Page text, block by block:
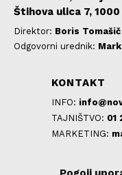
Štihova ulica 7,
Direktor: Boris Tomašič
Odgovorni urednik:
KONTAKT
INFO:
TAJNIŠTVO: 01
MARKETING: